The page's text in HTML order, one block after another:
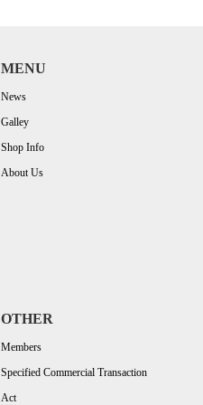
MENU
News
Galley
Shop Info
About Us
OTHER
Members
Specified Commercial Transaction
Act